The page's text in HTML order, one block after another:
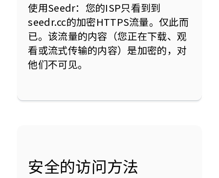
使用Seedr：您的ISP只看到到
seedr.cc的加密HTTPS流量。仅此而
已。该流量的内容（您正在下载、观
看或流式传输的内容）是加密的，对
他们不可见。
安全的访问方法